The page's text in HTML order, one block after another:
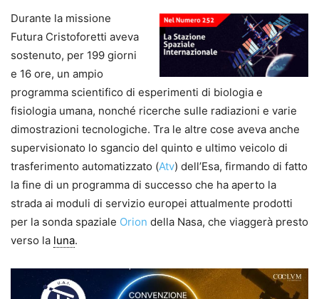
Durante la missione
Futura Cristoforetti aveva
sostenuto, per 199 giorni
e 16 ore, un ampio
programma scientifico di esperimenti di biologia e
fisiologia umana, nonché ricerche sulle radiazioni e varie
dimostrazioni tecnologiche. Tra le altre cose aveva anche
supervisionato lo sgancio del quinto e ultimo veicolo di
trasferimento automatizzato (Atv) dell’Esa, firmando di fatto
la fine di un programma di successo che ha aperto la
strada ai moduli di servizio europei attualmente prodotti
per la sonda spaziale Orion della Nasa, che viaggerà presto
verso la luna.